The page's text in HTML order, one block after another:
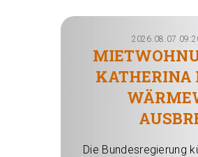
2026.08.07
KATHERINA
Die Bundesregierung